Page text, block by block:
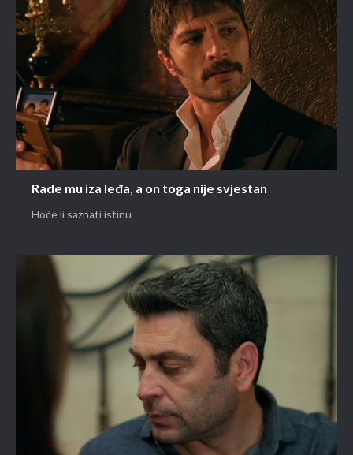
Rade mu iza leđa, a on toga nije svjestan
Hoće li saznati istinu